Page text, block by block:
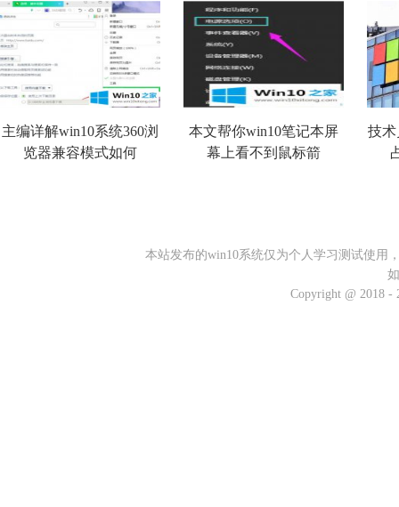
主编详解win10系统360浏
览器兼容模式如何
本文帮你win10笔记本屏
幕上看不到鼠标箭
技术
本站发布的win10系统仅为个人学习测试使用
Copyright @ 2018